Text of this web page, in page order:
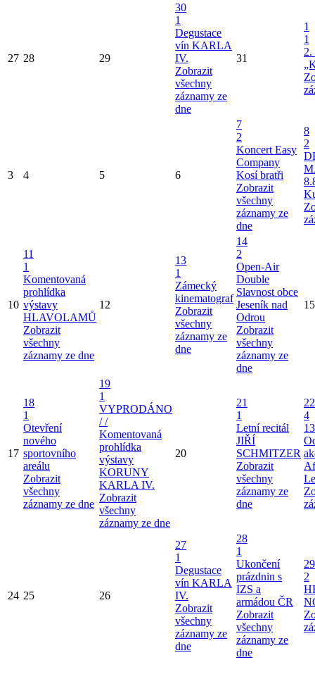
27 28 29
30
1
Degustace
vín KARLA
IV.
Zobrazit
všechny
záznamy ze
dne
31
1
1
2.
3 4 5 6
7
2
Koncert Easy
Company
Kosí bratři
Zobrazit
všechny
záznamy ze
dne
8
2
10
11
1
Komentovaná
prohlídka
výstavy
HLAVOLAMŮ
Zobrazit
všechny
záznamy ze dne
12
13
1
Zámecký
kinematograf
Zobrazit
všechny
záznamy ze
dne
14
2
Open-Air
Double
Slavnost obce
Jeseník nad
Odrou
Zobrazit
všechny
záznamy ze
dne
15
17
18
1
Otevření
nového
sportovního
areálu
Zobrazit
všechny
záznamy ze dne
19
1
VYPRODÁNO
/ /
Komentovaná
prohlídka
výstavy
KORUNY
KARLA IV.
Zobrazit
všechny
záznamy ze dne
20
21
1
Letní recitál
JIŘÍ
SCHMITZER
Zobrazit
všechny
záznamy ze
dne
22
4
24 25 26
27
1
Degustace
vín KARLA
IV.
Zobrazit
všechny
záznamy ze
dne
28
1
Ukončení
prázdnin s
IZS a
armádou ČR
Zobrazit
všechny
záznamy ze
dne
29
2